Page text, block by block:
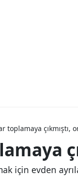
toplamaya çıkmıştı,
için evden